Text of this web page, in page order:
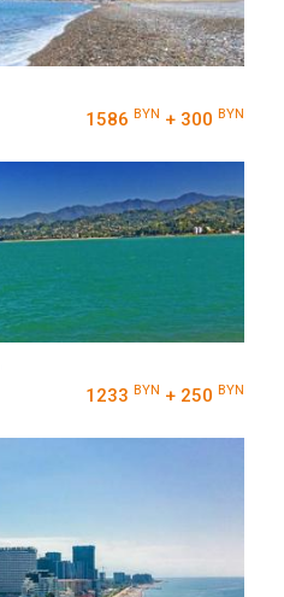
1586 BYN + 300 BYN
1233 BYN + 250 BYN